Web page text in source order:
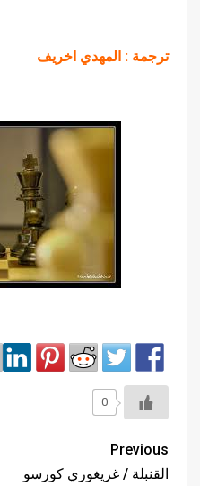
ترجمة : المهدي اخريف
0
Previous
القنبلة / غريغوري كورسو